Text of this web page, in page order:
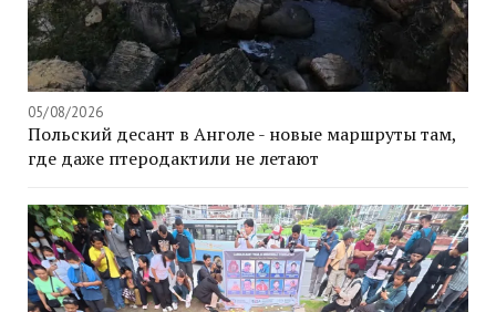
05/08/2026
Польский десант в Анголе - новые маршруты там,
где даже птеродактили не летают